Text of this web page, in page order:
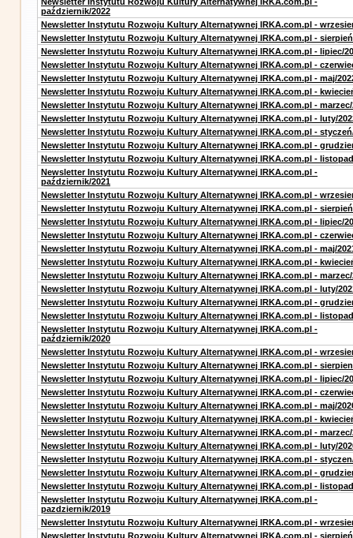
październik/2022
Newsletter Instytutu Rozwoju Kultury Alternatywnej IRKA.com.pl -
Newsletter Instytutu Rozwoju Kultury Alternatywnej IRKA.com.pl -
Newsletter Instytutu Rozwoju Kultury Alternatywnej IRKA.com.pl - lipiec/
Newsletter Instytutu Rozwoju Kultury Alternatywnej IRKA.com.pl -
Newsletter Instytutu Rozwoju Kultury Alternatywnej IRKA.com.pl - maj/
Newsletter Instytutu Rozwoju Kultury Alternatywnej IRKA.com.pl -
Newsletter Instytutu Rozwoju Kultury Alternatywnej IRKA.com.pl - marzec/
Newsletter Instytutu Rozwoju Kultury Alternatywnej IRKA.com.pl - luty/
Newsletter Instytutu Rozwoju Kultury Alternatywnej IRKA.com.pl -
Newsletter Instytutu Rozwoju Kultury Alternatywnej IRKA.com.pl -
Newsletter Instytutu Rozwoju Kultury Alternatywnej IRKA.com.pl -
Newsletter Instytutu Rozwoju Kultury Alternatywnej IRKA.com.pl -
październik/2021
Newsletter Instytutu Rozwoju Kultury Alternatywnej IRKA.com.pl -
Newsletter Instytutu Rozwoju Kultury Alternatywnej IRKA.com.pl -
Newsletter Instytutu Rozwoju Kultury Alternatywnej IRKA.com.pl - lipiec/
Newsletter Instytutu Rozwoju Kultury Alternatywnej IRKA.com.pl -
Newsletter Instytutu Rozwoju Kultury Alternatywnej IRKA.com.pl - maj/
Newsletter Instytutu Rozwoju Kultury Alternatywnej IRKA.com.pl -
Newsletter Instytutu Rozwoju Kultury Alternatywnej IRKA.com.pl - marzec/
Newsletter Instytutu Rozwoju Kultury Alternatywnej IRKA.com.pl - luty/
Newsletter Instytutu Rozwoju Kultury Alternatywnej IRKA.com.pl -
Newsletter Instytutu Rozwoju Kultury Alternatywnej IRKA.com.pl -
Newsletter Instytutu Rozwoju Kultury Alternatywnej IRKA.com.pl -
październik/2020
Newsletter Instytutu Rozwoju Kultury Alternatywnej IRKA.com.pl -
Newsletter Instytutu Rozwoju Kultury Alternatywnej IRKA.com.pl -
Newsletter Instytutu Rozwoju Kultury Alternatywnej IRKA.com.pl - lipiec/
Newsletter Instytutu Rozwoju Kultury Alternatywnej IRKA.com.pl -
Newsletter Instytutu Rozwoju Kultury Alternatywnej IRKA.com.pl - maj/
Newsletter Instytutu Rozwoju Kultury Alternatywnej IRKA.com.pl -
Newsletter Instytutu Rozwoju Kultury Alternatywnej IRKA.com.pl - marzec/
Newsletter Instytutu Rozwoju Kultury Alternatywnej IRKA.com.pl - luty/
Newsletter Instytutu Rozwoju Kultury Alternatywnej IRKA.com.pl -
Newsletter Instytutu Rozwoju Kultury Alternatywnej IRKA.com.pl -
Newsletter Instytutu Rozwoju Kultury Alternatywnej IRKA.com.pl -
Newsletter Instytutu Rozwoju Kultury Alternatywnej IRKA.com.pl -
pazdziernik/2019
Newsletter Instytutu Rozwoju Kultury Alternatywnej IRKA.com.pl -
Newsletter Instytutu Rozwoju Kultury Alternatywnej IRKA.com.pl -